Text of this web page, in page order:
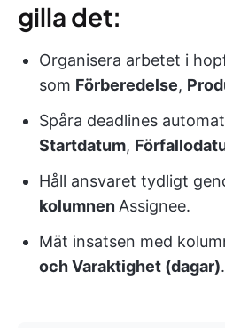
gilla det:
Organisera arbetet i
som Förberedelse,
Spåra deadlines
Startdatum,
Håll ansvaret tydligt
kolumnenAssignee.
Mät insatsen med
och Varaktighet (dagar).